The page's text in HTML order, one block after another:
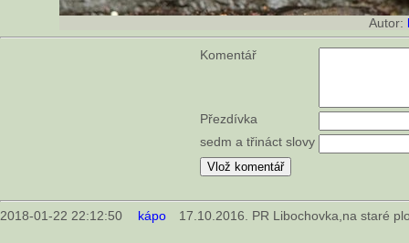
Autor:
Komentář
Přezdívka
sedm a třináct slovy
2018-01-22 22:12:50 kápo 17.10.2016. PR Libochovka,na staré